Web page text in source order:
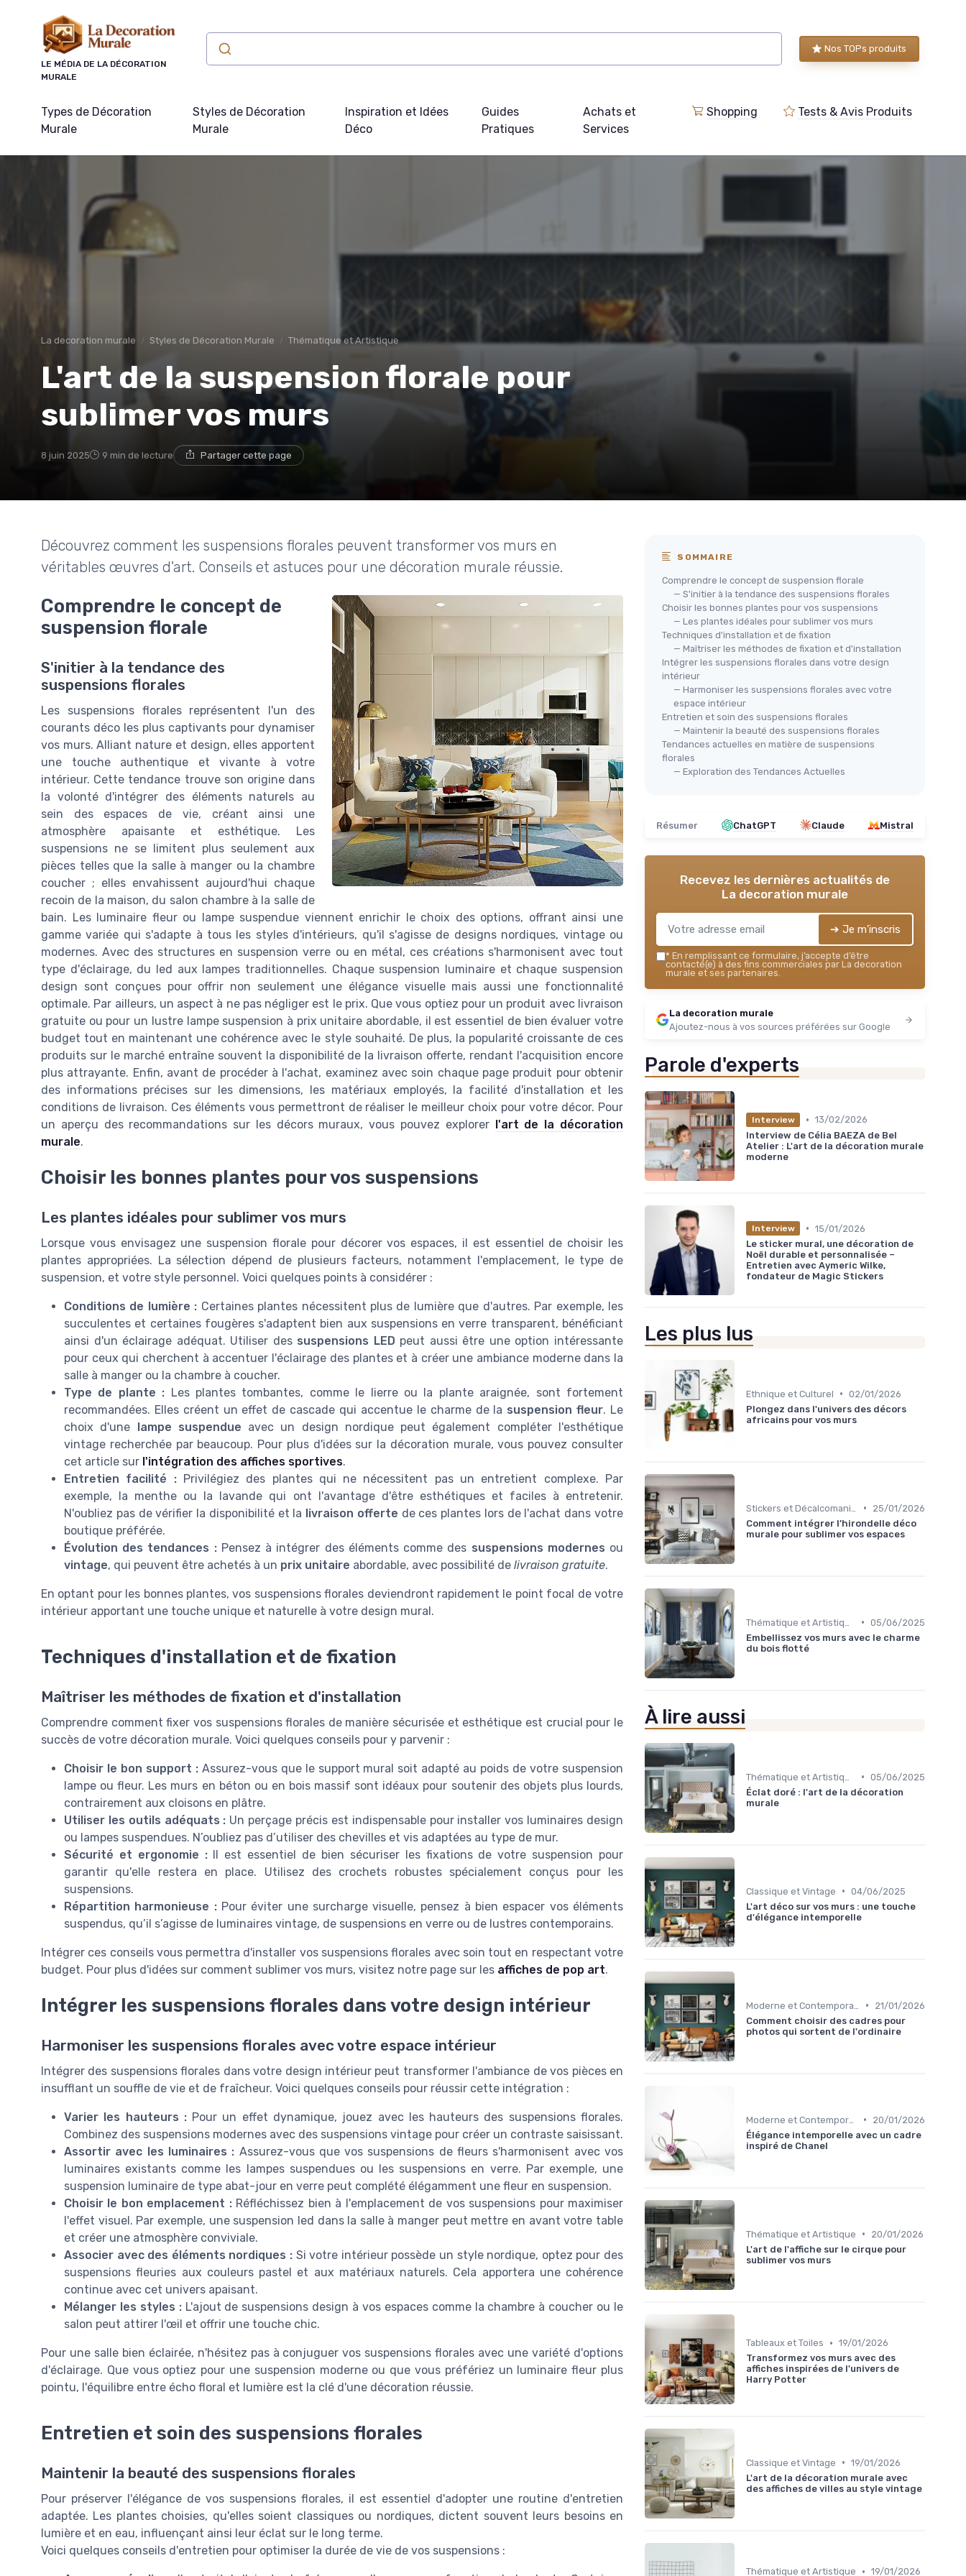
LE MÉDIA DE LA DÉCORATION
MURALE
Nos TOPs produits
Types de Décoration
Murale
Styles de Décoration
Murale
Inspiration et Idées
Déco
Guides
Pratiques
Achats et
Services
Shopping Tests & Avis Produits
La decoration murale Styles de Décoration Murale Thématique et Artistique
L'art de la suspension florale pour
sublimer vos murs
8 juin 2025 9 min de lecture Partager cette page
Découvrez comment les suspensions florales peuvent transformer vos murs en
véritables œuvres d'art. Conseils et astuces pour une décoration murale réussie.
Comprendre le concept de
suspension florale
S'initier à la tendance des
suspensions florales
Les suspensions florales représentent l'un des
courants déco les plus captivants pour dynamiser
vos murs. Alliant nature et design, elles apportent
une touche authentique et vivante à votre
intérieur. Cette tendance trouve son origine dans
la volonté d'intégrer des éléments naturels au
sein des espaces de vie, créant ainsi une
atmosphère apaisante et esthétique. Les
suspensions ne se limitent plus seulement aux
pièces telles que la salle à manger ou la chambre
coucher ; elles envahissent aujourd'hui chaque
recoin de la maison, du salon chambre à la salle de
bain. Les luminaire fleur ou lampe suspendue viennent enrichir le choix des options, offrant ainsi une
gamme variée qui s'adapte à tous les styles d'intérieurs, qu'il s'agisse de designs nordiques, vintage ou
modernes. Avec des structures en suspension verre ou en métal, ces créations s'harmonisent avec tout
type d'éclairage, du led aux lampes traditionnelles. Chaque suspension luminaire et chaque suspension
design sont conçues pour offrir non seulement une élégance visuelle mais aussi une fonctionnalité
optimale. Par ailleurs, un aspect à ne pas négliger est le prix. Que vous optiez pour un produit avec livraison
gratuite ou pour un lustre lampe suspension à prix unitaire abordable, il est essentiel de bien évaluer votre
budget tout en maintenant une cohérence avec le style souhaité. De plus, la popularité croissante de ces
produits sur le marché entraîne souvent la disponibilité de la livraison offerte, rendant l'acquisition encore
plus attrayante. Enfin, avant de procéder à l'achat, examinez avec soin chaque page produit pour obtenir
des informations précises sur les dimensions, les matériaux employés, la facilité d'installation et les
conditions de livraison. Ces éléments vous permettront de réaliser le meilleur choix pour votre décor. Pour
un aperçu des recommandations sur les décors muraux, vous pouvez explorer l'art de la décoration
murale.
Choisir les bonnes plantes pour vos suspensions
Les plantes idéales pour sublimer vos murs
Lorsque vous envisagez une suspension florale pour décorer vos espaces, il est essentiel de choisir les
plantes appropriées. La sélection dépend de plusieurs facteurs, notamment l'emplacement, le type de
suspension, et votre style personnel. Voici quelques points à considérer :
Conditions de lumière : Certaines plantes nécessitent plus de lumière que d'autres. Par exemple, les
succulentes et certaines fougères s'adaptent bien aux suspensions en verre transparent, bénéficiant
ainsi d'un éclairage adéquat. Utiliser des suspensions LED peut aussi être une option intéressante
pour ceux qui cherchent à accentuer l'éclairage des plantes et à créer une ambiance moderne dans la
salle à manger ou la chambre à coucher.
Type de plante : Les plantes tombantes, comme le lierre ou la plante araignée, sont fortement
recommandées. Elles créent un effet de cascade qui accentue le charme de la suspension fleur. Le
choix d'une
lampe suspendue avec un design nordique peut également compléter l'esthétique
vintage recherchée par beaucoup. Pour plus d'idées sur la décoration murale, vous pouvez consulter
cet article sur l'intégration des affiches sportives.
Entretien facilité :Privilégiez des plantes qui ne nécessitent pas un entretient complexe. Par
exemple, la menthe ou la lavande qui ont l'avantage d'être esthétiques et faciles à entretenir.
N'oubliez pas de vérifier la disponibilité et la livraison offerte de ces plantes lors de l'achat dans votre
boutique préférée.
Évolution des tendances :Pensez à intégrer des éléments comme des suspensions modernes ou
vintage, qui peuvent être achetés à un prix unitaire abordable, avec possibilité de livraison gratuite.
En optant pour les bonnes plantes, vos suspensions florales deviendront rapidement le point focal de votre
intérieur apportant une touche unique et naturelle à votre design mural.
Techniques d'installation et de fixation
Maîtriser les méthodes de fixation et d'installation
Comprendre comment fixer vos suspensions florales de manière sécurisée et esthétique est crucial pour le
succès de votre décoration murale. Voici quelques conseils pour y parvenir :
Choisir le bon support :Assurez-vous que le support mural soit adapté au poids de votre suspension
lampe ou fleur. Les murs en béton ou en bois massif sont idéaux pour soutenir des objets plus lourds,
contrairement aux cloisons en plâtre.
Utiliser les outils adéquats : Un perçage précis est indispensable pour installer vos luminaires design
ou lampes suspendues. N’oubliez pas d’utiliser des chevilles et vis adaptées au type de mur.
Sécurité et ergonomie :Il est essentiel de bien sécuriser les fixations de votre suspension pour
garantir qu'elle restera en place. Utilisez des crochets robustes spécialement conçus pour les
suspensions.
Répartition harmonieuse :Pour éviter une surcharge visuelle, pensez à bien espacer vos éléments
suspendus, qu’il s’agisse de luminaires vintage, de suspensions en verre ou de lustres contemporains.
Intégrer ces conseils vous permettra d'installer vos suspensions florales avec soin tout en respectant votre
budget. Pour plus d'idées sur comment sublimer vos murs, visitez notre page sur les affiches de pop art.
Intégrer les suspensions florales dans votre design intérieur
Harmoniser les suspensions florales avec votre espace intérieur
Intégrer des suspensions florales dans votre design intérieur peut transformer l'ambiance de vos pièces en
insufflant un souffle de vie et de fraîcheur. Voici quelques conseils pour réussir cette intégration :
Varier les hauteurs :Pour un effet dynamique, jouez avec les hauteurs des suspensions florales.
Combinez des suspensions modernes avec des suspensions vintage pour créer un contraste saisissant.
Assortir avec les luminaires : Assurez-vous que vos suspensions de fleurs s'harmonisent avec vos
luminaires existants comme les lampes suspendues ou les suspensions en verre. Par exemple, une
suspension luminaire de type abat-jour en verre peut complété élégamment une fleur en suspension.
Choisir le bon emplacement :Réfléchissez bien à l'emplacement de vos suspensions pour maximiser
l'effet visuel. Par exemple, une suspension led dans la salle à manger peut mettre en avant votre table
et créer une atmosphère conviviale.
Associer avec des éléments nordiques : Si votre intérieur possède un style nordique, optez pour des
suspensions fleuries aux couleurs pastel et aux matériaux naturels. Cela apportera une cohérence
continue avec cet univers apaisant.
Mélanger les styles :L'ajout de suspensions design à vos espaces comme la chambre à coucher ou le
salon peut attirer l'œil et offrir une touche chic.
Pour une salle bien éclairée, n'hésitez pas à conjuguer vos suspensions florales avec une variété d'options
d'éclairage. Que vous optiez pour une suspension moderne ou que vous préfériez un luminaire fleur plus
pointu, l'équilibre entre écho floral et lumière est la clé d'une décoration réussie.
Entretien et soin des suspensions florales
Maintenir la beauté des suspensions florales
Pour préserver l'élégance de vos suspensions florales, il est essentiel d'adopter une routine d'entretien
adaptée. Les plantes choisies, qu'elles soient classiques ou nordiques, dictent souvent leurs besoins en
lumière et en eau, influençant ainsi leur éclat sur le long terme.
Voici quelques conseils d'entretien pour optimiser la durée de vie de vos suspensions :
SOMMAIRE
Comprendre le concept de suspension florale
— S'initier à la tendance des suspensions florales
Choisir les bonnes plantes pour vos suspensions
— Les plantes idéales pour sublimer vos murs
Techniques d'installation et de fixation
— Maîtriser les méthodes de fixation et d'installation
Intégrer les suspensions florales dans votre design
intérieur
— Harmoniser les suspensions florales avec votre
espace intérieur
Entretien et soin des suspensions florales
— Maintenir la beauté des suspensions florales
Tendances actuelles en matière de suspensions
florales
— Exploration des Tendances Actuelles
Résumer ChatGPT Claude Mistral
Recevez les dernières actualités de
La decoration murale
➔ Je m'inscris
* En remplissant ce formulaire, j’accepte d’être
contacté(e) à des fins commerciales par La decoration
murale et ses partenaires.
La decoration murale
Ajoutez-nous à vos sources préférées sur Google
Parole d'experts
Interview • 13/02/2026
Interview de Célia BAEZA de Bel
Atelier : L'art de la décoration murale
moderne
Interview • 15/01/2026
Le sticker mural, une décoration de
Noël durable et personnalisée –
Entretien avec Aymeric Wilke,
fondateur de Magic Stickers
Les plus lus
Ethnique et Culturel • 02/01/2026
Plongez dans l'univers des décors
africains pour vos murs
•
25/01/2026
Comment intégrer l’hirondelle déco
murale pour sublimer vos espaces
• 05/06/2025
Embellissez vos murs avec le charme
du bois flotté
À lire aussi
• 05/06/2025
Éclat doré : l'art de la décoration
murale
Classique et Vintage • 04/06/2025
L'art déco sur vos murs : une touche
d'élégance intemporelle
•
21/01/2026
Comment choisir des cadres pour
photos qui sortent de l'ordinaire
•
20/01/2026
Élégance intemporelle avec un cadre
inspiré de Chanel
Thématique et Artistique •
20/01/2026
L'art de l'affiche sur le cirque pour
sublimer vos murs
Tableaux et Toiles • 19/01/2026
Transformez vos murs avec des
affiches inspirées de l'univers de
Harry Potter
Classique et Vintage • 19/01/2026
L'art de la décoration murale avec
des affiches de villes au style vintage
Thématique et Artistique • 19/01/2026